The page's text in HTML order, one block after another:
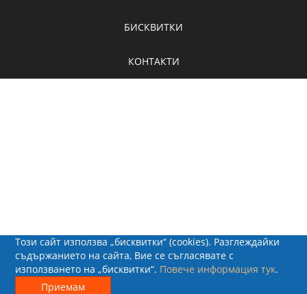
БИСКВИТКИ
КОНТАКТИ
© 2026 - Рапид Солюшънс ЕООД
Този сайт използва „бисквитки“ (cookies). Разглеждайки
съдържанието на сайта, Вие се съгласявате с
използването на „бисквитки“. Повече информация тук.
Приемам